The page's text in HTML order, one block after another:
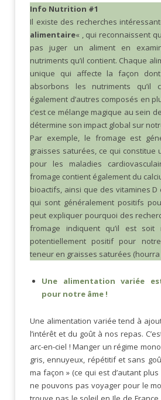
Info Nutrition #1
Il existe des recherches
alimentaire« , qui reconnaissent
pas juger un aliment en
nutriments qu’il contient. Chaque
unique qui affecte la façon
absorbons les nutriments qu’il
également d’autres composés en
c’est ce mélange magique au sein
détermine son impact global sur
Par exemple, le fromage est
graisses saturées, ce qui constitue
pour les maladies
fromage contient également du
bioactifs, ainsi que des vitamines D
qui sont généralement positifs
peut expliquer pourquoi des
fromage indiquent qu’il est soit
potentiellement positif pour
teneur en graisses saturées (hourra
Une alimentation variée
pour notre âme !
Une alimentation variée tend à
l’intérêt et du goût à nos repas.
arc-en-ciel ! Manger un régime
gris, ennuyeux, répétitif et sans
ma façon » (ce qui est d’autant
ne pouvons pas voyager pour le